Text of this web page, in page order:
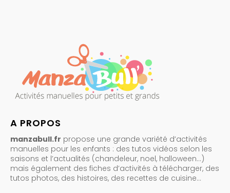
A PROPOS
manzabull.fr propose une grande variété d’activités
manuelles pour les enfants : des tutos vidéos selon les
saisons et l’actualités (chandeleur, noel, halloween…)
mais également des fiches d’activités à télécharger, des
tutos photos, des histoires, des recettes de cuisine…